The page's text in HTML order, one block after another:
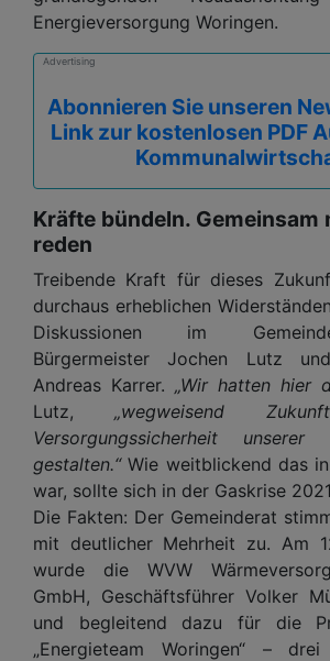
Energieversorgung Woringen.
Advertising
Abonnieren Sie unseren
Link zur kostenlosen PDF
Kräfte bündeln. Gemeinsam
reden
Treibende Kraft für dieses
durchaus erheblichen
Diskussionen im
Bürgermeister Jochen Lutz
Andreas Karrer. „Wir hatten hier
Lutz, „wegweisend
Versorgungssicherheit
gestalten.“Wie weitblickend das
war, sollte sich in der Gaskrise
Die Fakten: Der Gemeinderat
mit deutlicher Mehrheit zu. Am
wurde die WVW
GmbH, Geschäftsführer Volker
und begleitend dazu für die
„Energieteam Woringen“ –